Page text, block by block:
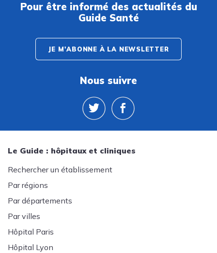
Pour être informé des actualités du
Guide Santé
JE M'ABONNE À LA NEWSLETTER
Nous suivre
Le Guide : hôpitaux et cliniques
Rechercher un établissement
Par régions
Par départements
Par villes
Hôpital Paris
Hôpital Lyon